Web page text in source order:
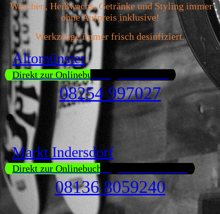
Waschen, Heißwachs, Getränke und Styling immer
ohne Aufpreis inklusive!
Werkzeuge immer frisch desinfiziert.
Altomünster
Direkt zur Onlinebuchung Altomünster
08254 997027
Markt Indersdorf
Direkt zur Onlinebuchung Markt Indersdorf
08136 8059240